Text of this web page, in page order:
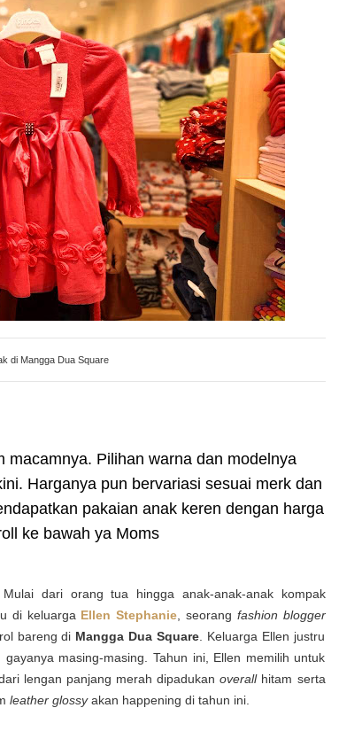
di Mangga Dua Square
macamnya. Pilihan warna dan modelnya
Harganya pun bervariasi sesuai merk dan
pakaian anak keren dengan harga
ke bawah ya Moms
Mulai dari orang tua hingga anak-anak-anak kompak
di keluarga Ellen Stephanie , seorang fashion blogger
bareng di Mangga Dua Square . Keluarga Ellen justru
masing-masing. Tahun ini, Ellen memilih untuk
lengan panjang merah dipadukanoverallhitam serta
leather glossyakan happening di tahun ini.